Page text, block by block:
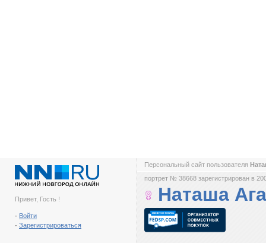
Привет, Гость !
- Войти
- Зарегистрироваться
Персональный сайт пользователя
портрет № 38668 зарегистрирован в
Наташа